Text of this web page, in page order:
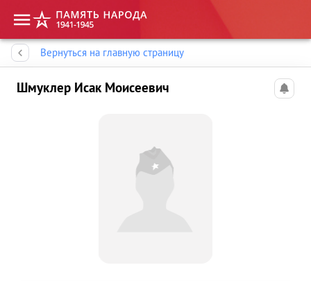
Вернуться на главную страницу
Шмуклер Исак Моисеевич
Память народа